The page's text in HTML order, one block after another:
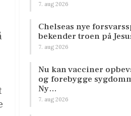
7. aug 2026
Chelseas nye
bekender troen på
7. aug 2026
Nu kan vacciner
og forebygge
Ny…
7. aug 2026